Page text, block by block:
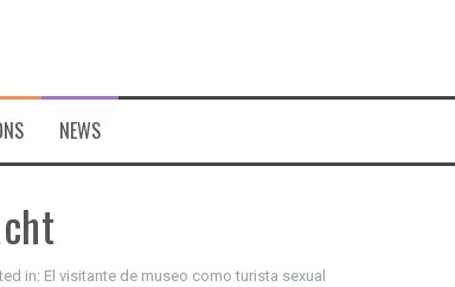
NEWS
in: El visitante de museo como turista sexual